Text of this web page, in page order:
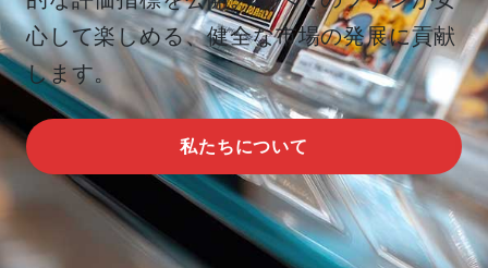
心して楽しめる、健全な市場の発展に貢献
します。
私たちについて